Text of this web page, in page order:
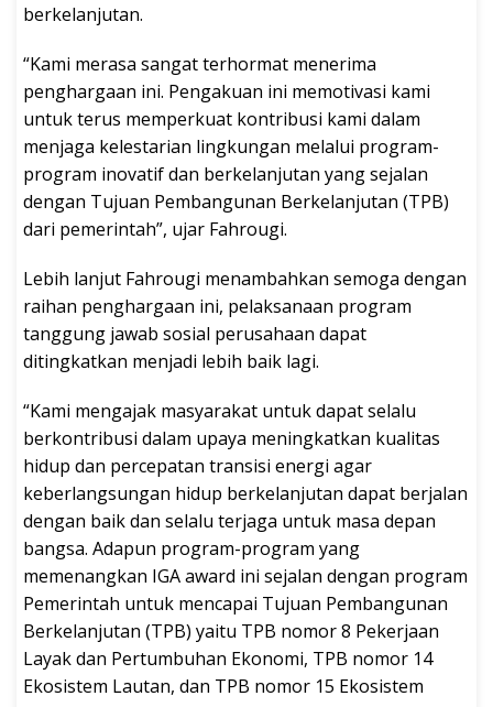
berkelanjutan.
“Kami merasa sangat terhormat menerima
penghargaan ini. Pengakuan ini memotivasi kami
untuk terus memperkuat kontribusi kami dalam
menjaga kelestarian lingkungan melalui program-
program inovatif dan berkelanjutan yang sejalan
dengan Tujuan Pembangunan Berkelanjutan (TPB)
dari pemerintah”, ujar Fahrougi.
Lebih lanjut Fahrougi menambahkan semoga dengan
raihan penghargaan ini, pelaksanaan program
tanggung jawab sosial perusahaan dapat
ditingkatkan menjadi lebih baik lagi.
“Kami mengajak masyarakat untuk dapat selalu
berkontribusi dalam upaya meningkatkan kualitas
hidup dan percepatan transisi energi agar
keberlangsungan hidup berkelanjutan dapat berjalan
dengan baik dan selalu terjaga untuk masa depan
bangsa. Adapun program-program yang
memenangkan IGA award ini sejalan dengan program
Pemerintah untuk mencapai Tujuan Pembangunan
Berkelanjutan (TPB) yaitu TPB nomor 8 Pekerjaan
Layak dan Pertumbuhan Ekonomi, TPB nomor 14
Ekosistem Lautan, dan TPB nomor 15 Ekosistem